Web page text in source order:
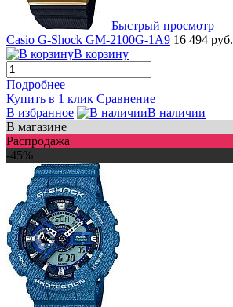
Быстрый просмотр
Casio G-Shock GM-2100G-1A9 16 494 руб.
В корзину
Подробнее
Купить в 1 клик Сравнение
В избранное
В наличии
В магазине
Распродажа
-45%